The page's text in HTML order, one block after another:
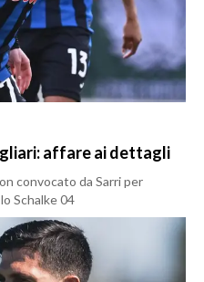
affare ai dettagli
convocato da Sarri per
Schalke 04